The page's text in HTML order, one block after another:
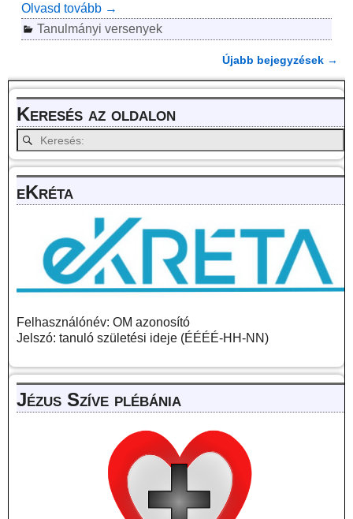
Olvasd tovább →
Tanulmányi versenyek
Bejegyzés navigáció
Újabb bejegyzések →
Keresés az oldalon
eKréta
Felhasználónév: OM azonosító
Jelszó: tanuló születési ideje (ÉÉÉÉ-HH-NN)
Jézus Szíve plébánia